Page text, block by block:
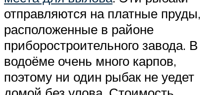
отправляются на платные пруды,
расположенные в районе
приборостроительного завода. В
водоёме очень много карпов,
поэтому ни один рыбак не уедет